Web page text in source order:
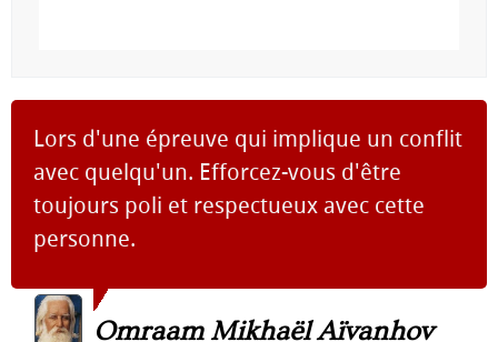
Lors d'une épreuve qui implique un conflit
avec quelqu'un. Efforcez-vous d'être
toujours poli et respectueux avec cette
personne.
Omraam Mikhaël Aïvanhov